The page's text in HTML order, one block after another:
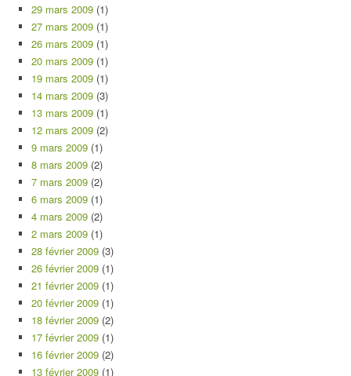
29 mars 2009 (1)
27 mars 2009 (1)
26 mars 2009 (1)
20 mars 2009 (1)
19 mars 2009 (1)
14 mars 2009 (3)
13 mars 2009 (1)
12 mars 2009 (2)
9 mars 2009 (1)
8 mars 2009 (2)
7 mars 2009 (2)
6 mars 2009 (1)
4 mars 2009 (2)
2 mars 2009 (1)
28 février 2009 (3)
26 février 2009 (1)
21 février 2009 (1)
20 février 2009 (1)
18 février 2009 (2)
17 février 2009 (1)
16 février 2009 (2)
13 février 2009 (1)